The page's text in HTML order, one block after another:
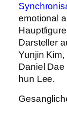
emotional
Darsteller
Yunjin
Daniel
hun Lee.